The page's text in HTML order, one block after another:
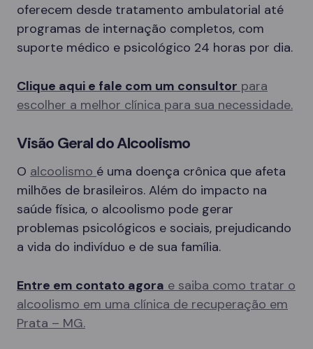
oferecem desde tratamento ambulatorial até
programas de internação completos, com
suporte médico e psicológico 24 horas por dia.
Clique aqui e fale com um consultor para
escolher a melhor clínica para sua necessidade.
Visão Geral do Alcoolismo
O alcoolismo é uma doença crônica que afeta
milhões de brasileiros. Além do impacto na
saúde física, o alcoolismo pode gerar
problemas psicológicos e sociais, prejudicando
a vida do indivíduo e de sua família.
Entre em contato agora e saiba como tratar o
alcoolismo em uma clínica de recuperação em
Prata – MG.